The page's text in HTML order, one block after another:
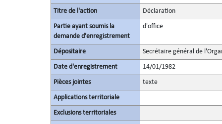
Titre de l'action Déclaration
Partie ayant soumis la
demande d’enregistrement
d'office
Dépositaire Secrétaire général de
Date d'enregistrement 14/01/1982
Pièces jointes texte
Applications territoriale
Exclusions territoriales